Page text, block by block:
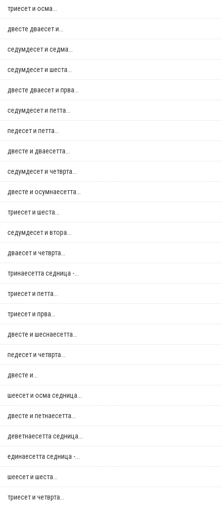
триесет и осма...
двестe дваесет и...
седумдесет и седма...
седумдесет и шеста...
двестe дваесет и прва...
седумдесет и петта...
педесет и петта...
двестe и дваесетта...
седумдесет и четврта...
двестe и осумнaесетта...
триесет и шеста...
седумдесет и втора...
дваесет и четврта...
тринаесетта седница -...
триесет и петта...
триесет и прва...
двестe и шеснаесетта...
педесет и четврта...
двестe и...
шеесет и осма седница...
двестe и петнаесетта...
деветнаесетта седница...
единаесетта седница -...
шеесет и шеста...
триесет и четврта...